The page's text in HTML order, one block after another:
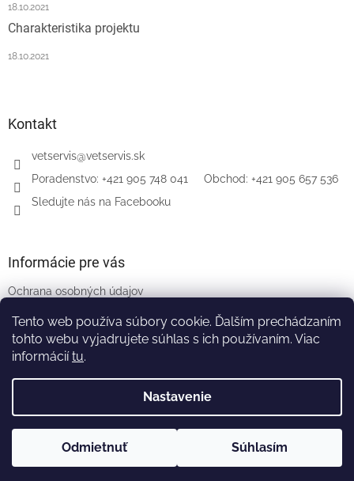
Tento web používa súbory cookie. Ďalším prechádzaním
tohto webu vyjadrujete súhlas s ich používaním. Viac
informáciítu.
Nastavenie
Odmietnuť Súhlasím
18.10.2021
Charakteristika projektu
18.10.2021
Kontakt
vetservis@vetservis.sk
‎Poradenstvo: +421 905 748 041‏‏‎ ‎‏‏‎ ‎‏‏‎ ‎‏‏‎ ‎ Obchod: +421 905 657 536
Sledujte nás na Facebooku
Informácie pre vás
Ochrana osobných údajov
Naši partneri
Vytvoril Shoptet
Copyright 2026VETSERVIS . Všetky práva vyhradené.